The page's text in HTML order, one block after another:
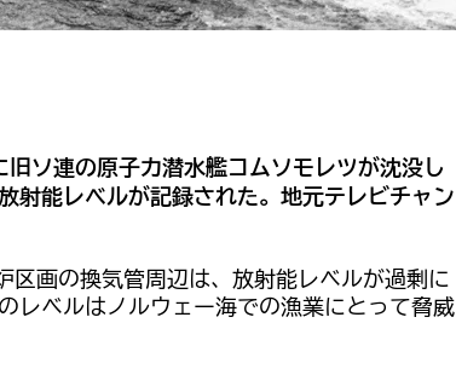
ソ連の原子力潜水艦コムソモレツが沈没し
射能レベルが記録された。地元テレビチャン
区画の換気管周辺は、放射能レベルが過剰に
レベルはノルウェー海での漁業にとって脅威